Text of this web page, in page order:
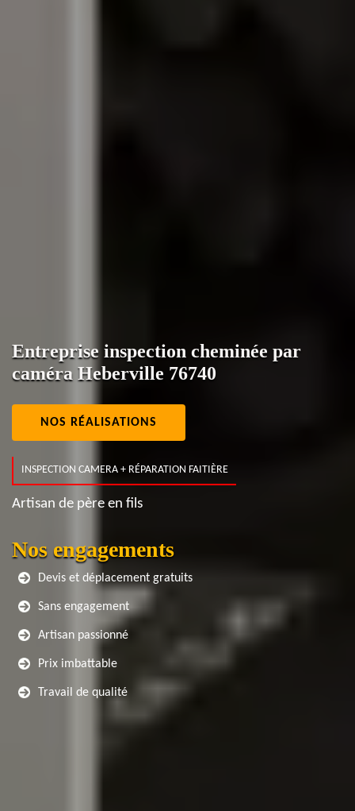
Entreprise inspection cheminée par
caméra Heberville 76740
NOS RÉALISATIONS
INSPECTION CAMERA + RÉPARATION FAITIÈRE
Artisan de père en fils
Nos engagements
Devis et déplacement gratuits
Sans engagement
Artisan passionné
Prix imbattable
Travail de qualité